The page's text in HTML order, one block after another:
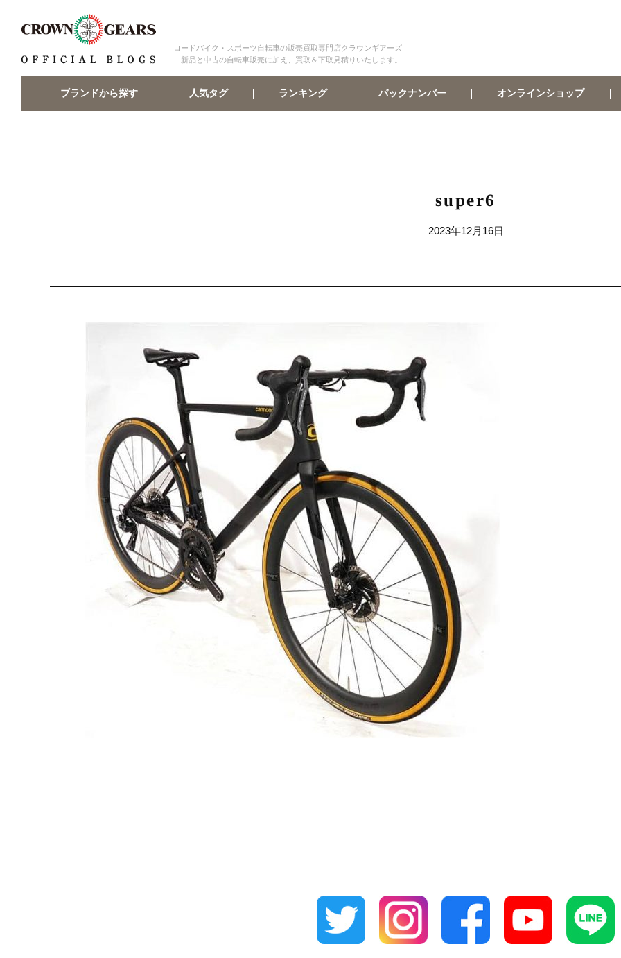
ロードバイク・スポーツ自転車の販売買取専門店クラウンギアーズ
新品と中古の自転車販売に加え、買取＆下取見積りいたします。
ブランドから探す 人気タグ ランキング バックナンバー オンラインショップ
super6
2023年12月16日